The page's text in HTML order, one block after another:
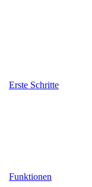
Erste Schritte
Funktionen